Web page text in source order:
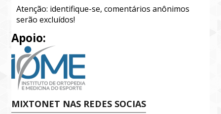
Atenção: identifique-se, comentários anônimos
serão excluídos!
Apoio:
MIXTONET NAS REDES SOCIAS